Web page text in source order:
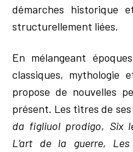
démarches historique
structurellement liées.
En mélangeant
classiques, mythologie
propose de nouvelles
présent. Les titres de
da figliuol prodigo, Six
L’art de la guerre,